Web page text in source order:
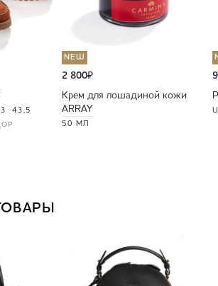
43,5
NEW
2 800₽
Крем для лошадиной кожи
ARRAY
50 МЛ